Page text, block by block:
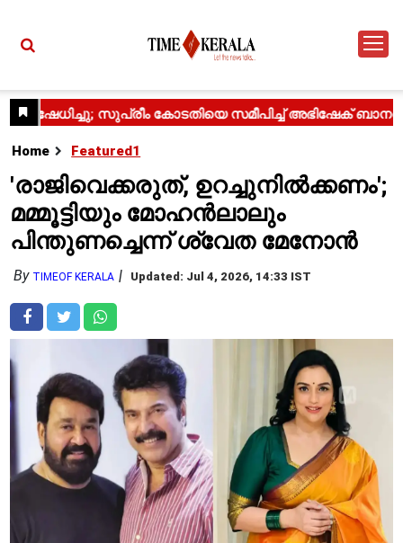
Home Featured1
'രാജിവെക്കരുത്, ഉറച്ചുനിൽക്കണം';
മമ്മൂട്ടിയും മോഹൻലാലും
പിന്തുണച്ചെന്ന് ശ്വേത മേനോൻ
By TIMEOF KERALA Updated: Jul 4, 2026, 14:33 IST